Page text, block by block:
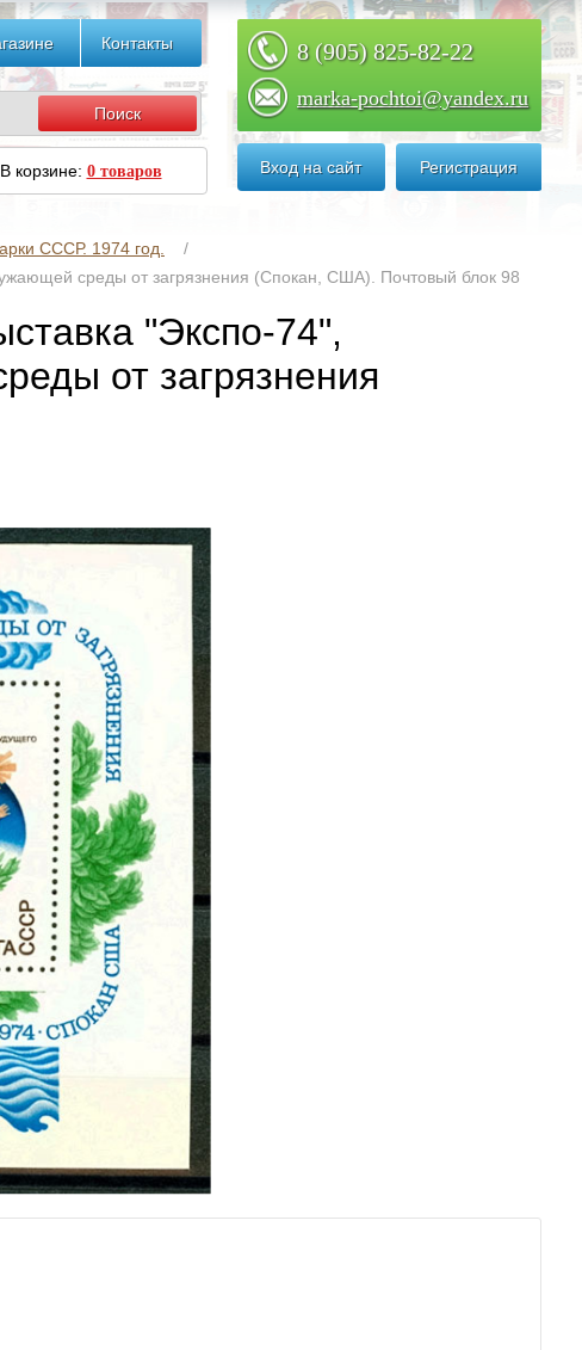
Контакты 8 (905) 825-82-22
marka-pochtoi@yandex.ru
Вход на сайт Регистрация
В корзине: 0 товаров
СССР. 1974 год.
среды от загрязнения (Спокан, США). Почтовый блок 98
"Экспо-74",
от загрязнения